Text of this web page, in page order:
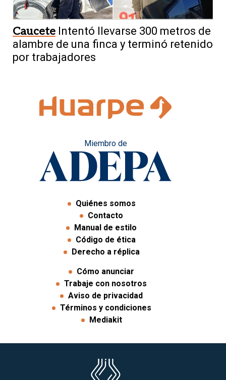
Caucete Intentó llevarse 300 metros de
alambre de una finca y terminó retenido
por trabajadores
Miembro de
Quiénes somos
Contacto
Manual de estilo
Código de ética
Derecho a réplica
Cómo anunciar
Trabaje con nosotros
Aviso de privacidad
Términos y condiciones
Mediakit